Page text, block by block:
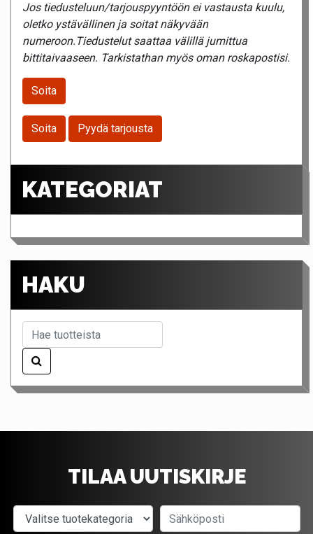
Jos tiedusteluun/tarjouspyyntöön ei vastausta kuulu,
oletko ystävällinen ja soitat näkyvään
numeroon.Tiedustelut saattaa välillä jumittua
bittitaivaaseen. Tarkistathan myös oman roskapostisi.
Soita
Soita Pyydä tarjousta
KATEGORIAT
HAKU
TILAA UUTISKIRJE
Valitse tuotekategoria